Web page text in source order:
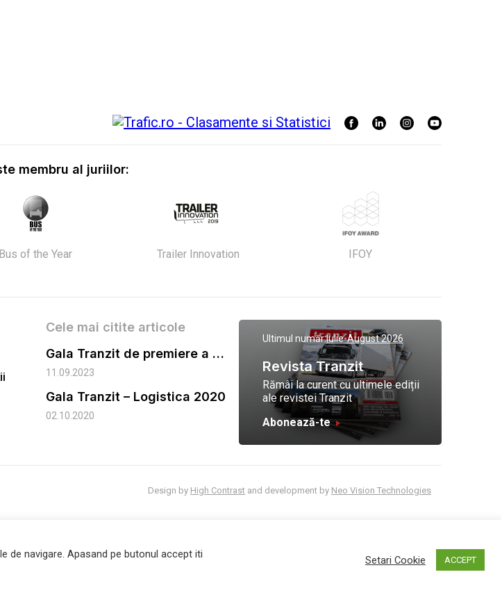
membru al juriilor:
Bus of the Year Trailer Innovation IFOY
Cele mai citite articole
Gala Tranzit de premiere a celor mai eficienti operatori de transport marfa 2023
11.09.2023
Gala Tranzit – Logistica 2020
02.10.2020
Ultimul număr:Iulie-August 2026
Revista Tranzit
Rămâi la curent cu ultimele ediții
ale revistei Tranzit
Abonează-te
Design by High Contrast and development by Neo Vision Technologies
de navigare. Apasand pe butonul accept iti
Setari Cookie ACCEPT